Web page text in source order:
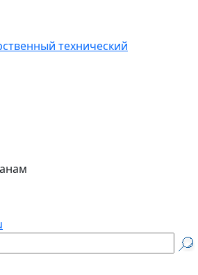
технический